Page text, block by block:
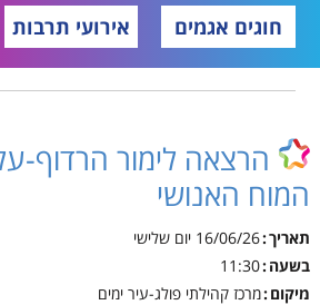
חוגים אגמים
אירועי תרבות
הרצאה לימור הרדוף-
המוח האנושי
תאריך 16/06/26 יום שלישי
בשעה 11:30
מיקום מרכז קהילתי פולג-עיר ימים